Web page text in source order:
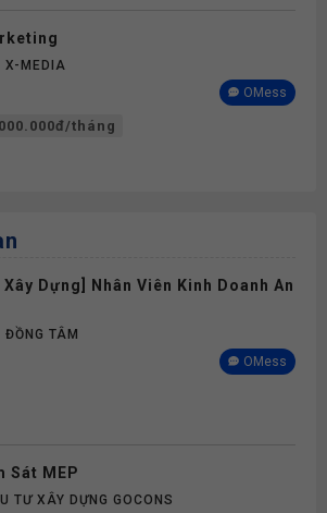
X-MEDIA
OMess
tháng
Xây Dựng] Nhân Viên Kinh Doanh An
ĐỒNG TÂM
OMess
Sát MEP
TƯ XÂY DỰNG GOCONS